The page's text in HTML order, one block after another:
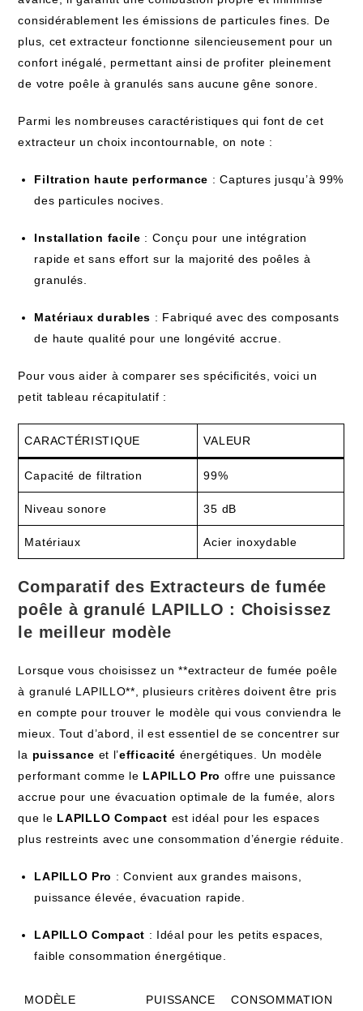
considérablement les émissions de particules fines. De
plus, cet extracteur fonctionne silencieusement pour un
confort inégalé, permettant ainsi de profiter pleinement
de votre poêle à granulés sans aucune gêne sonore.
Parmi les nombreuses caractéristiques qui font de cet
extracteur un choix incontournable, on note :
Filtration haute performance : Captures jusqu’à 99%
des particules nocives.
Installation facile : Conçu pour une intégration
rapide et sans effort sur la majorité des poêles à
granulés.
Matériaux durables : Fabriqué avec des composants
de haute qualité pour une longévité accrue.
Pour vous aider à comparer ses spécificités, voici un
petit tableau récapitulatif :
CARACTÉRISTIQUE VALEUR
Capacité de filtration 99%
Niveau sonore 35 dB
Matériaux Acier inoxydable
Comparatif des Extracteurs de fumée
poêle à granulé LAPILLO : Choisissez
le meilleur modèle
Lorsque vous choisissez un **extracteur de fumée poêle
à granulé LAPILLO**, plusieurs critères doivent être pris
en compte pour trouver le modèle qui vous conviendra le
mieux. Tout d’abord, il est essentiel de se concentrer sur
la puissance et l’efficacité énergétiques. Un modèle
performant comme le LAPILLO Pro offre une puissance
accrue pour une évacuation optimale de la fumée, alors
que le LAPILLO Compact est idéal pour les espaces
plus restreints avec une consommation d’énergie réduite.
LAPILLO Pro : Convient aux grandes maisons,
puissance élevée, évacuation rapide.
LAPILLO Compact : Idéal pour les petits espaces,
faible consommation énergétique.
MODÈLE PUISSANCE CONSOMMATION